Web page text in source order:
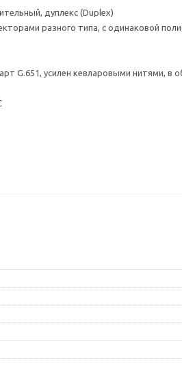
дуплекс (Duplex)
разного типа, с одинаковой
G.651, усилен кевларовыми